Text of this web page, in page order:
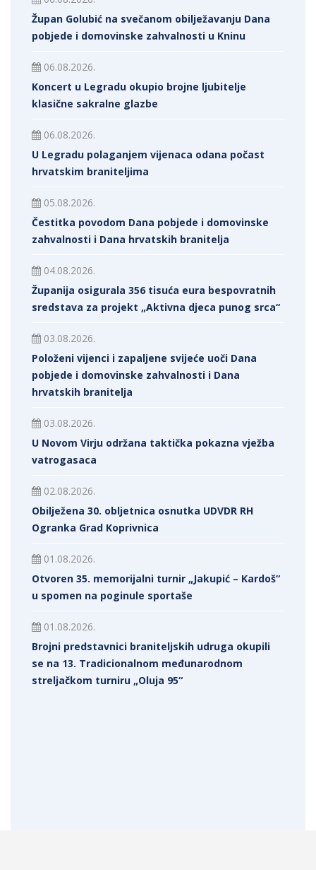
Župan Golubić na svečanom obilježavanju Dana
pobjede i domovinske zahvalnosti u Kninu
06.08.2026.
Koncert u Legradu okupio brojne ljubitelje
klasične sakralne glazbe
06.08.2026.
U Legradu polaganjem vijenaca odana počast
hrvatskim braniteljima
05.08.2026.
Čestitka povodom Dana pobjede i domovinske
zahvalnosti i Dana hrvatskih branitelja
04.08.2026.
Županija osigurala 356 tisuća eura bespovratnih
sredstava za projekt „Aktivna djeca punog srca“
03.08.2026.
Položeni vijenci i zapaljene svijeće uoči Dana
pobjede i domovinske zahvalnosti i Dana
hrvatskih branitelja
03.08.2026.
U Novom Virju održana taktička pokazna vježba
vatrogasaca
02.08.2026.
Obilježena 30. obljetnica osnutka UDVDR RH
Ogranka Grad Koprivnica
01.08.2026.
Otvoren 35. memorijalni turnir „Jakupić – Kardoš“
u spomen na poginule sportaše
01.08.2026.
Brojni predstavnici braniteljskih udruga okupili
se na 13. Tradicionalnom međunarodnom
streljačkom turniru „Oluja 95“